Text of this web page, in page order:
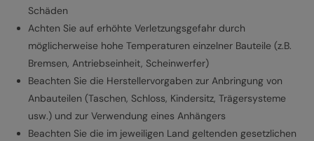
Schäden
Achten Sie auf erhöhte Verletzungsgefahr durch
möglicherweise hohe Temperaturen einzelner Bauteile (z.B.
Bremsen, Antriebseinheit, Scheinwerfer)
Beachten Sie die Herstellervorgaben zur Anbringung von
Anbauteilen (Taschen, Schloss, Kindersitz, Trägersysteme
usw.) und zur Verwendung eines Anhängers
Beachten Sie die im jeweiligen Land geltenden gesetzlichen